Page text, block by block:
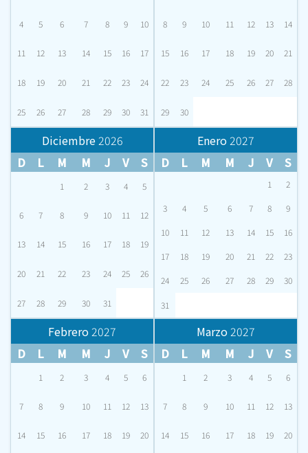
4 5 6 7 8 9 10
11 12 13 14 15 16 17
18 19 20 21 22 23 24
25 26 27 28 29 30 31
8 9 10 11 12 13 14
15 16 17 18 19 20 21
22 23 24 25 26 27 28
29 30
Diciembre2026
D
L M M J V S
1 2 3 4 5
6 7 8 9 10 11 12
13 14 15 16 17 18 19
20 21 22 23 24 25 26
27 28 29 30 31
Enero2027
D
L M M J V S
1 2
3 4 5 6 7 8 9
10 11 12 13 14 15 16
17 18 19 20 21 22 23
24 25 26 27 28 29 30
31
Febrero2027
D
L M M J V S
1 2 3 4 5 6
7 8 9 10 11 12 13
14 15 16 17 18 19 20
Marzo2027
D
L M M J V S
1 2 3 4 5 6
7 8 9 10 11 12 13
14 15 16 17 18 19 20